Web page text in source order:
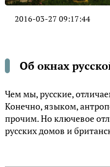
2016-03-27 09:17:44
Об окнах
Чем мы, русские,
Конечно, языком,
прочим. Но ключевое
русских домов и